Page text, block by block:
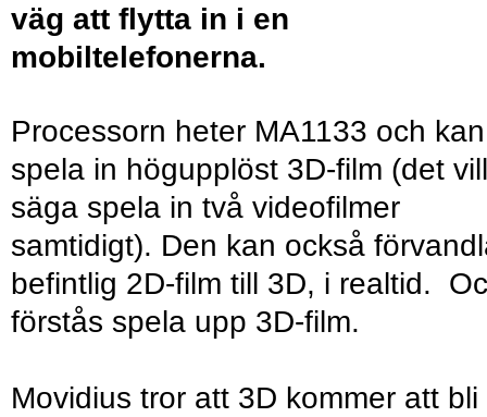
väg att flytta in i en
mobiltelefonerna.
Processorn heter MA1133 och kan
spela in högupplöst 3D-film (det vill
säga spela in två videofilmer
samtidigt). Den kan också
befintlig 2D-film till 3D, i realtid.
förstås spela upp 3D-film.
Movidius tror att 3D kommer att bli